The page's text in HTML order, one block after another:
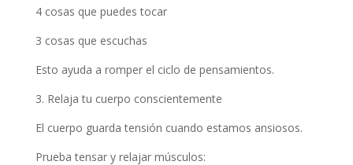
4 cosas que puedes tocar
3 cosas que escuchas
Esto ayuda a romper el ciclo de pensamientos.
3. Relaja tu cuerpo conscientemente
El cuerpo guarda tensión cuando estamos ansiosos.
Prueba tensar y relajar músculos: